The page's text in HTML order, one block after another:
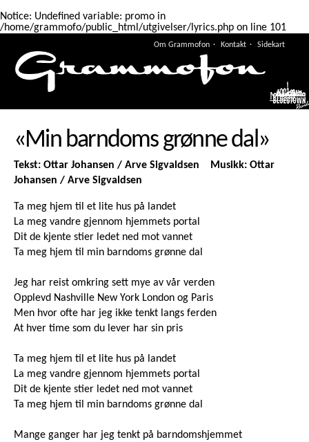
Notice: Undefined variable: promo in
/home/grammofo/public_html/utgivelser/lyrics.php on line 101
Om Grammofon Kontakt Sidekart
Meny
«Min barndoms grønne dal»
Tekst: Ottar Johansen / Arve Sigvaldsen Musikk: Ottar
Johansen / Arve Sigvaldsen
Ta meg hjem til et lite hus på landet
La meg vandre gjennom hjemmets portal
Dit de kjente stier ledet ned mot vannet
Ta meg hjem til min barndoms grønne dal
Jeg har reist omkring sett mye av vår verden
Opplevd Nashville New York London og Paris
Men hvor ofte har jeg ikke tenkt langs ferden
At hver time som du lever har sin pris
Ta meg hjem til et lite hus på landet
La meg vandre gjennom hjemmets portal
Dit de kjente stier ledet ned mot vannet
Ta meg hjem til min barndoms grønne dal
Mange ganger har jeg tenkt på barndomshjemmet